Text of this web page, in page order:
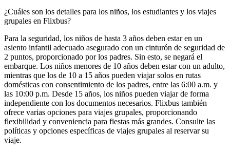
¿Cuáles son los detalles para los niños, los estudiantes y los viajes
grupales en Flixbus?
Para la seguridad, los niños de hasta 3 años deben estar en un
asiento infantil adecuado asegurado con un cinturón de seguridad de
2 puntos, proporcionado por los padres. Sin esto, se negará el
embarque. Los niños menores de 10 años deben estar con un adulto,
mientras que los de 10 a 15 años pueden viajar solos en rutas
domésticas con consentimiento de los padres, entre las 6:00 a.m. y
las 10:00 p.m. Desde 15 años, los niños pueden viajar de forma
independiente con los documentos necesarios. Flixbus también
ofrece varias opciones para viajes grupales, proporcionando
flexibilidad y conveniencia para fiestas más grandes. Consulte las
políticas y opciones específicas de viajes grupales al reservar su
viaje.